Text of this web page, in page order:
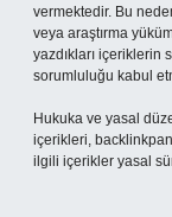
vermektedir. Bu
veya araştırma
yazdıkları içeriklerin
sorumluluğu kabul
Hukuka ve yasal
içerikleri,
ilgili içerikler yasal